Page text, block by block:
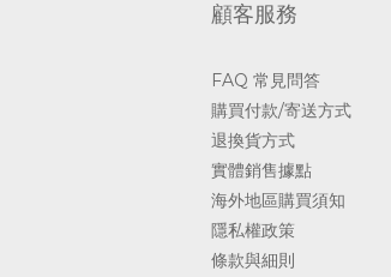
顧客服務
FAQ 常見問答
購買付款/寄送方式
退換貨方式
實體銷售據點
海外地區購買須知
隱私權政策
條款與細則